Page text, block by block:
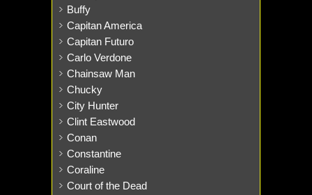
Buffy
Capitan America
Capitan Futuro
Carlo Verdone
Chainsaw Man
Chucky
City Hunter
Clint Eastwood
Conan
Constantine
Coraline
Court of the Dead